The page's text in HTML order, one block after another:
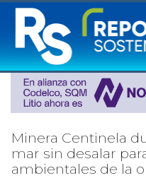
Minera Centinela
mar sin desalar
ambientales de la